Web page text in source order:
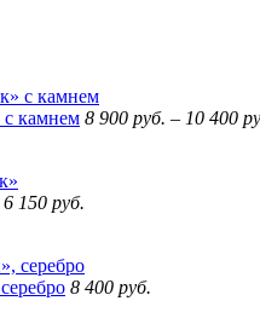
с камнем 8 900 руб. – 10 400
6 150 руб.
8 400 руб.